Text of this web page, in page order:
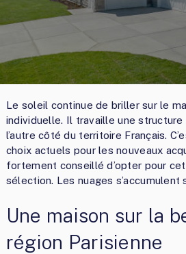
Le soleil continue de briller sur le
individuelle. Il travaille une
l’autre côté du territoire Français.
choix actuels pour les nouveaux
fortement conseillé d’opter pour
sélection. Les nuages s’accumulent
Une maison sur la
région Parisienne